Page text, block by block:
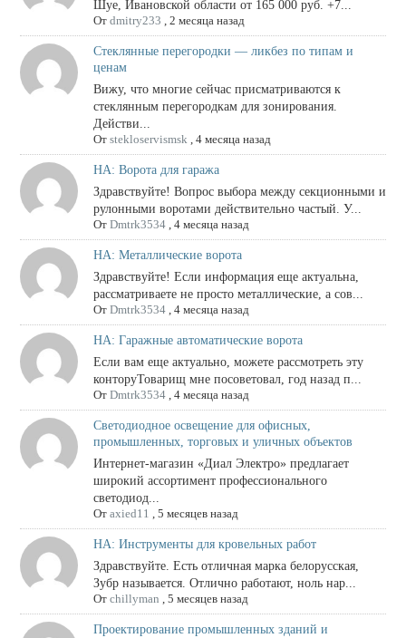
Шуе, Ивановской области от 165 000 руб. +7...
От dmitry233 , 2 месяца назад
Стеклянные перегородки — ликбез по типам и
ценам
Вижу, что многие сейчас присматриваются к
стеклянным перегородкам для зонирования.
Действи...
От stekloservismsk, 4 месяца назад
НА: Ворота для гаража
Здравствуйте! Вопрос выбора между секционными и
рулонными воротами действительно частый. У...
От Dmtrk3534, 4 месяца назад
НА: Металлические ворота
Здравствуйте! Если информация еще актуальна,
рассматриваете не просто металлические, а сов...
От Dmtrk3534, 4 месяца назад
НА: Гаражные автоматические ворота
Если вам еще актуально, можете рассмотреть эту
конторуТоварищ мне посоветовал, год назад п...
От Dmtrk3534, 4 месяца назад
Светодиодное освещение для офисных,
промышленных, торговых и уличных объектов
Интернет-магазин «Диал Электро» предлагает
широкий ассортимент профессионального
светодиод...
От axied11 , 5 месяцев назад
НА: Инструменты для кровельных работ
Здравствуйте. Есть отличная марка белорусская,
Зубр называется. Отлично работают, ноль нар...
От chillyman , 5 месяцев назад
Проектирование промышленных зданий и